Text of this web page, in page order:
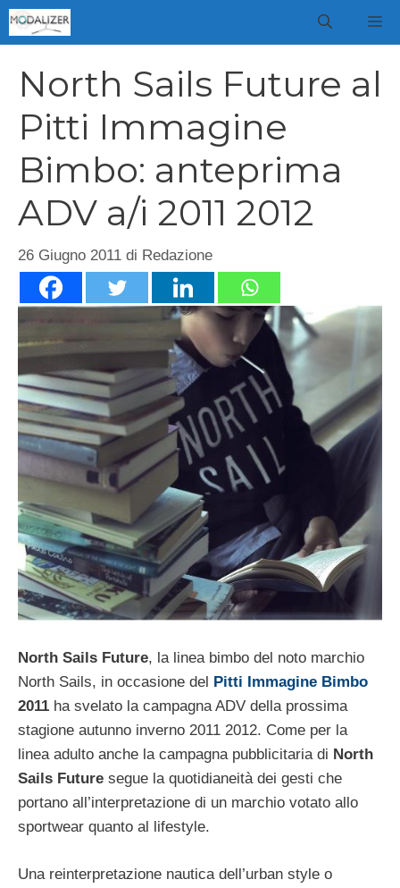
Vai
al
North Sails Future al
Pitti Immagine
Bimbo: anteprima
ADV a/i 2011 2012
26 Giugno 2011 di Redazione
North Sails Future, la linea bimbo del noto marchio
North Sails, in occasione del
Pitti Immagine Bimbo
2011 ha svelato la campagna ADV della prossima
stagione autunno inverno 2011 2012. Come per la
linea adulto anche la campagna pubblicitaria di North
Sails Future segue la quotidianeità dei gesti che
portano all’interpretazione di un marchio votato allo
sportwear quanto al lifestyle.
Una reinterpretazione nautica dell’urban style o